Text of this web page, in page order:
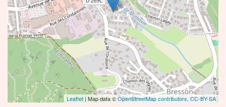
Leaflet | Map data ©OpenStreetMap contributors, CC-BY-SA